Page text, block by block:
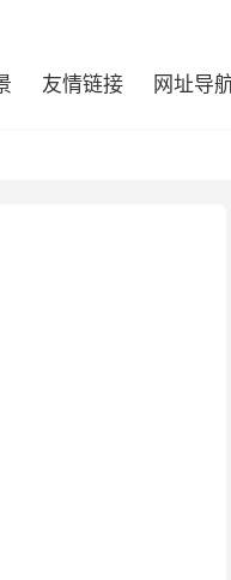
友情链接 网址导